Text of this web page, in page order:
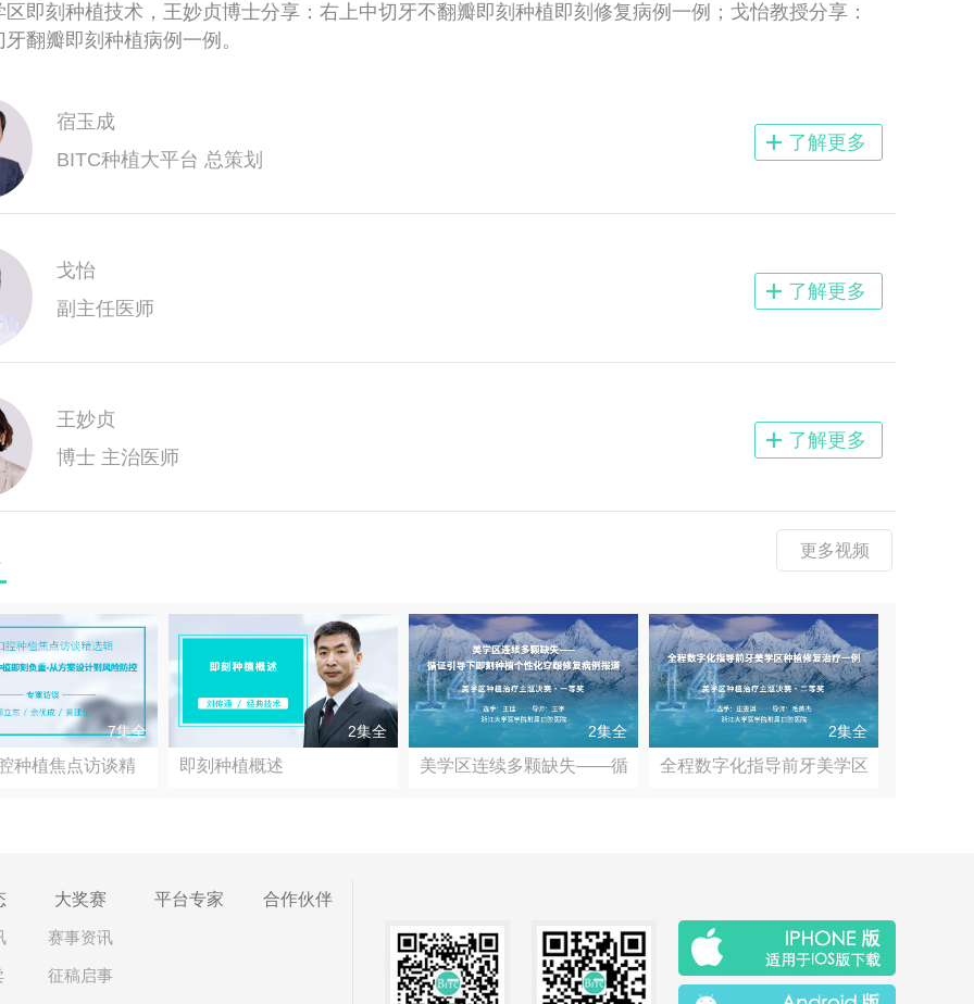
区即刻种植技术，王妙贞博士分享：右上中切牙不翻瓣即刻种植即刻修复病例一例；戈怡教授分享：
翻瓣即刻种植病例一例。
宿玉成
BITC种植大平台 总策划
了解更多
戈怡
副主任医师
了解更多
王妙贞
博士 主治医师
了解更多
更多视频
7集全
种植焦点访谈精
2集全
即刻种植概述
2集全
美学区连续多颗缺失——循
2集全
全程数字化指导前牙美学区
大奖赛
赛事资讯
征稿启事
平台专家 合作伙伴